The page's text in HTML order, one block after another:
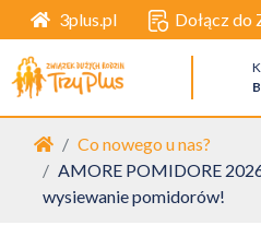
3plus.pl Dołącz do
Strona główna
Co nowego u nas?
AMORE POMIDORE
wysiewanie pomidorów!